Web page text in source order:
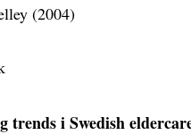
(2004)
trends i Swedish